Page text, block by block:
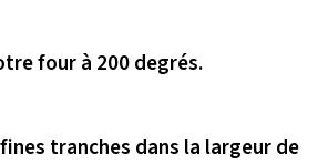
four à 200 degrés.
tranches dans la largeur de